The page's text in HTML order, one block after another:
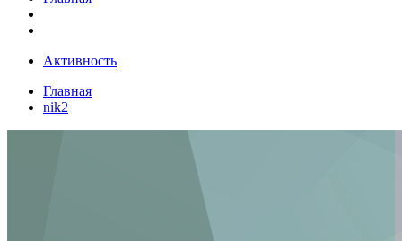
Активность
Главная
nik2